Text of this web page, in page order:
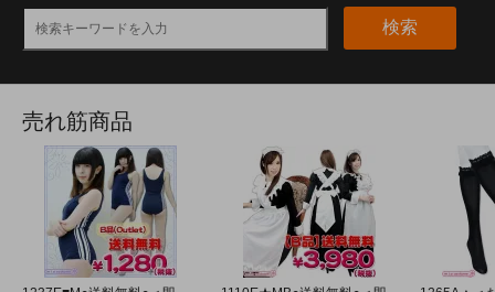
検索
売れ筋商品